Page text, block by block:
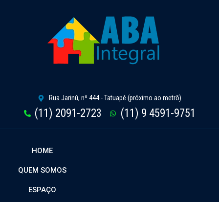
Rua Jarinú, nº 444 - Tatuapé (próximo ao metrô)
(11) 2091-2723 (11) 9 4591-9751
HOME
QUEM SOMOS
ESPAÇO